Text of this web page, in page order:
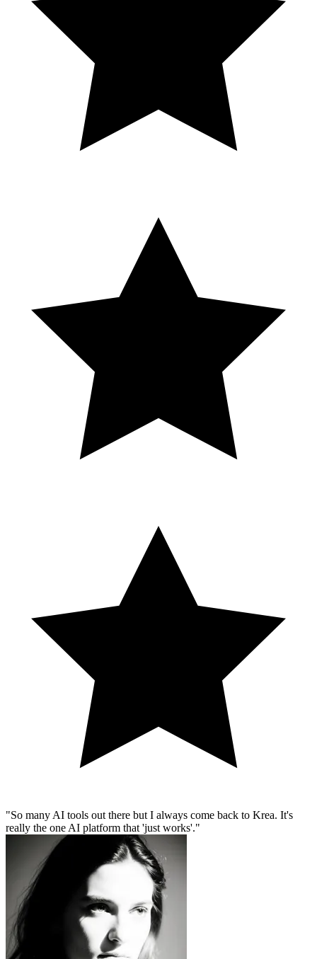
So many AI tools out there but I always come back to Krea. It's
really the one AI platform that 'just works'.